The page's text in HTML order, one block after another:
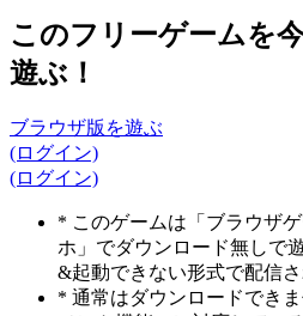
このフリーゲームを
遊ぶ！
ブラウザ版を遊ぶ
(ログイン)
(ログイン)
* このゲームは「ブラウザ
ホ」でダウンロード無しで
&起動できない形式で配信さ
* 通常はダウンロードでき